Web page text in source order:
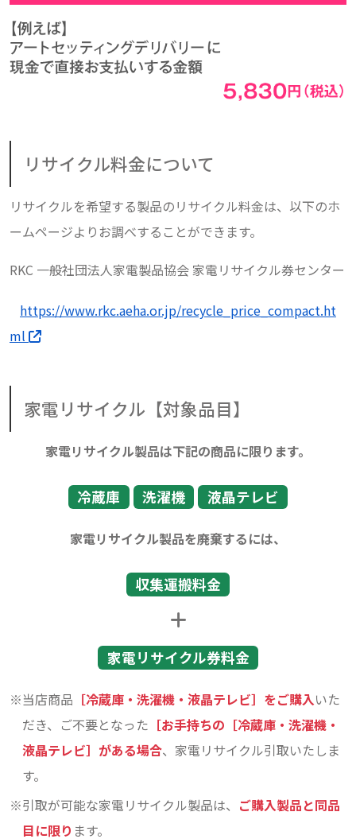
リサイクル料金について
リサイクルを希望する製品のリサイクル料金は、以下のホ
ームページよりお調べすることができます。
RKC 一般社団法人家電製品協会 家電リサイクル券センター
https://www.rkc.aeha.or.jp/recycle_price_compact.ht
ml
家電リサイクル【対象品目】
家電リサイクル製品は下記の商品に限ります。
冷蔵庫 洗濯機 液晶テレビ
家電リサイクル製品を廃棄するには、
収集運搬料金
家電リサイクル券料金
当店商品 ［冷蔵庫・洗濯機・液晶テレビ］をご購入いた
だき、ご不要となった ［お手持ちの［冷蔵庫・洗濯機・
液晶テレビ］がある場合、家電リサイクル引取いたしま
す。
引取が可能な家電リサイクル製品は、 ご購入製品と同品
目に限り ます。